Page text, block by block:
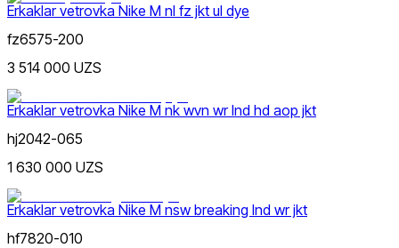
Sariq
Siyohrang
Ommabop
Erkaklar vetrovka Nike M nl fz jkt ul dye
fz6575-200
3 514 000 UZS
Erkaklar vetrovka Nike M nk wvn wr lnd hd aop jkt
hj2042-065
1 630 000 UZS
Erkaklar vetrovka Nike M nsw breaking lnd wr jkt
hf7820-010